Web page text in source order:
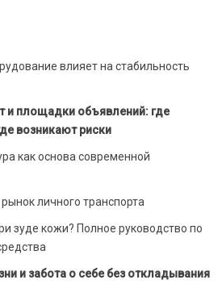
влияет на стабильность
и площадки объявлений: где
возникают риски
как основа современной
личного транспорта
зуде кожи? Полное руководство по
и забота о себе без откладывания